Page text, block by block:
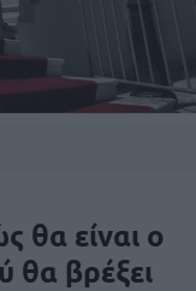
θα είναι ο
θα βρέξει